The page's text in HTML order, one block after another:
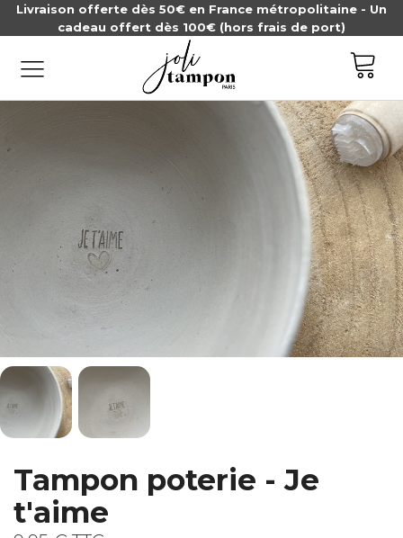
Livraison offerte dès 50€ en France métropolitaine - Un
cadeau offert dès 100€ (hors frais de port)
Tampon poterie - Je
t'aime